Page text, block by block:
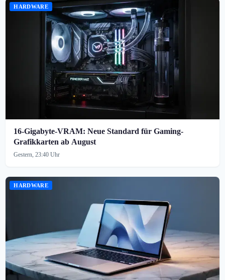
HARDWARE
16-Gigabyte-VRAM: Neue Standard für Gaming-
Grafikkarten ab August
Gestern, 23:40 Uhr
HARDWARE